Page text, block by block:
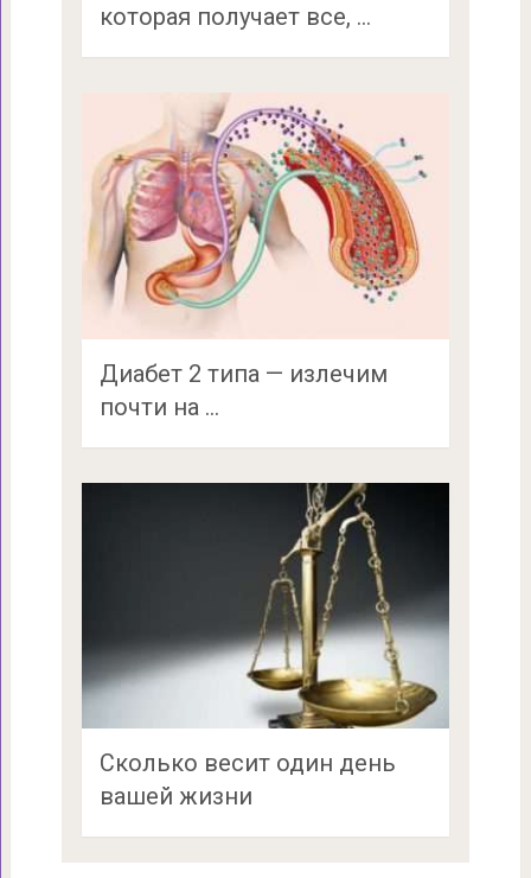
которая получает все, …
Диабет 2 типа — излечим
почти на …
Сколько весит один день
вашей жизни